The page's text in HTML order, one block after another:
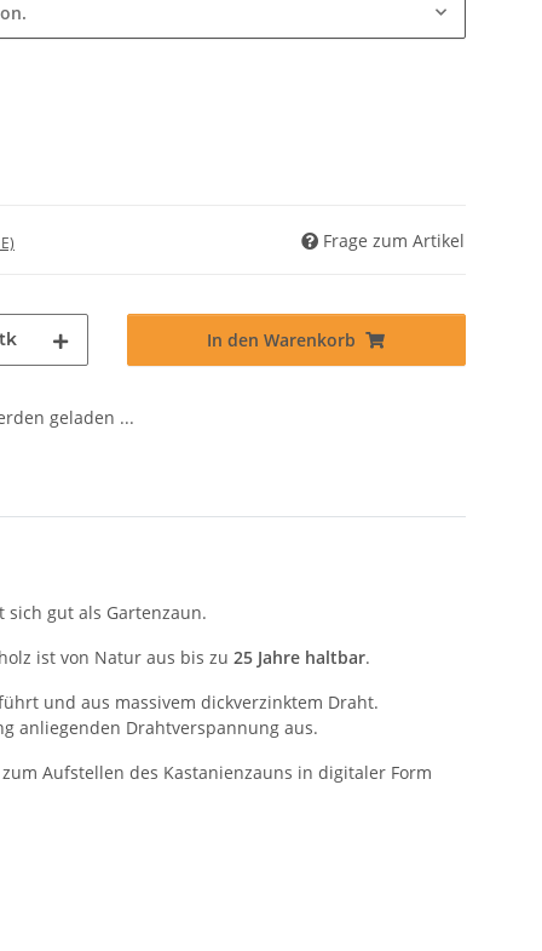
Frage zum Artikel
In den Warenkorb
geladen ...
sich gut als Gartenzaun.
ist von Natur aus bis zu 25 Jahre haltbar.
und aus massivem dickverzinktem Draht.
anliegenden Drahtverspannung aus.
Aufstellen des Kastanienzauns in digitaler Form